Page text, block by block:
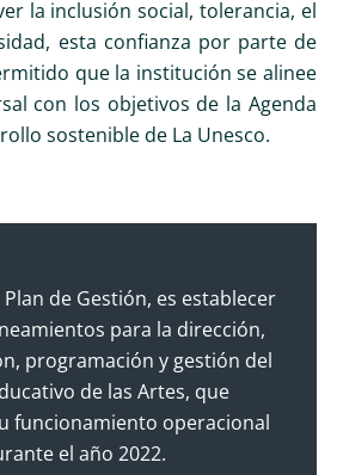
la inclusión social, tolerancia, el
esta confianza por parte de
que la institución se alinee
con los objetivos de la Agenda
sostenible de La Unesco.
de Gestión, es establecer
para la dirección,
programación y gestión del
de las Artes, que
funcionamiento operacional
el año 2022.